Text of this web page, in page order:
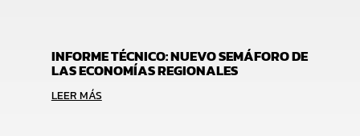
INFORME TÉCNICO: NUEVO SEMÁFORO DE
LAS ECONOMÍAS REGIONALES
LEER MÁS